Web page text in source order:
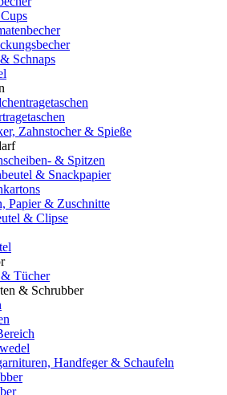
Schnaps
Zahnstocher & Spieße
& Spitzen
& Snackpapier
Papier & Zuschnitte
& Clipse
Tücher
& Schrubber
Handfeger & Schaufeln